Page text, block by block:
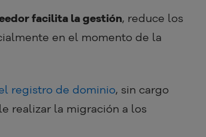
facilita la gestión, reduce los
en el momento de la
registro de dominio, sin cargo
realizar la migración a los